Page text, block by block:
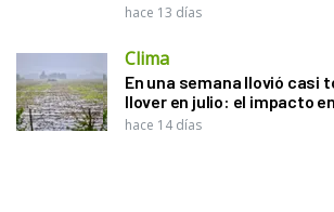
hace 13 días
Clima
En una semana llovió casi
llover en julio: el impacto
hace 14 días